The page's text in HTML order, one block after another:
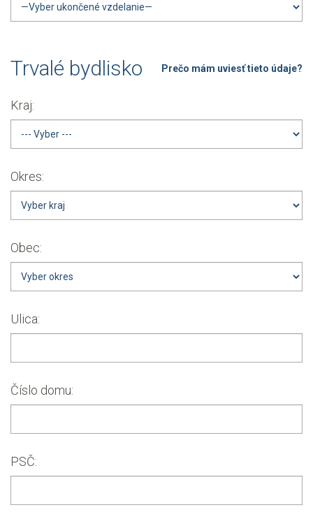
Trvalé bydlisko Prečo mám uviesť tieto údaje?
Kraj:
Okres:
Obec:
Ulica:
Číslo domu:
PSČ: